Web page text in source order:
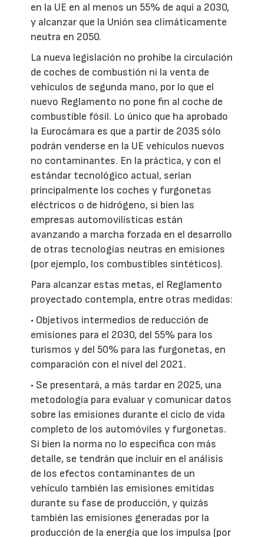
en la UE en al menos un 55% de aquí a 2030,
y alcanzar que la Unión sea climáticamente
neutra en 2050.
La nueva legislación no prohíbe la circulación
de coches de combustión ni la venta de
vehículos de segunda mano, por lo que el
nuevo Reglamento no pone fin al coche de
combustible fósil. Lo único que ha aprobado
la Eurocámara es que a partir de 2035 sólo
podrán venderse en la UE vehículos nuevos
no contaminantes. En la práctica, y con el
estándar tecnológico actual, serían
principalmente los coches y furgonetas
eléctricos o de hidrógeno, si bien las
empresas automovilísticas están
avanzando a marcha forzada en el desarrollo
de otras tecnologías neutras en emisiones
(por ejemplo, los combustibles sintéticos).
Para alcanzar estas metas, el Reglamento
proyectado contempla, entre otras medidas:
• Objetivos intermedios de reducción de
emisiones para el 2030, del 55% para los
turismos y del 50% para las furgonetas, en
comparación con el nivel del 2021.
• Se presentará, a más tardar en 2025, una
metodología para evaluar y comunicar datos
sobre las emisiones durante el ciclo de vida
completo de los automóviles y furgonetas.
Si bien la norma no lo específica con más
detalle, se tendrán que incluir en el análisis
de los efectos contaminantes de un
vehículo también las emisiones emitidas
durante su fase de producción, y quizás
también las emisiones generadas por la
producción de la energía que los impulsa (por